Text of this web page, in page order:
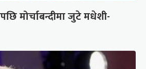
मोर्चाबन्दीमा जुटे मधेशी-